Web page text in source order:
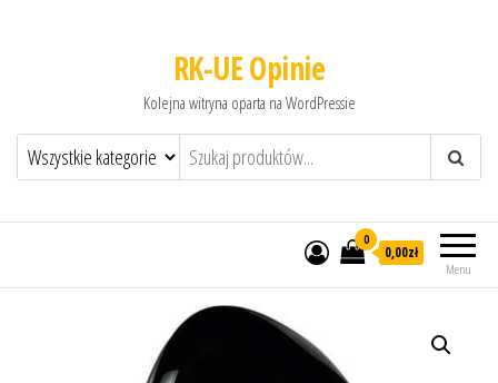
RK-UE Opinie
Kolejna witryna oparta na WordPressie
Menu
0
0,00zł